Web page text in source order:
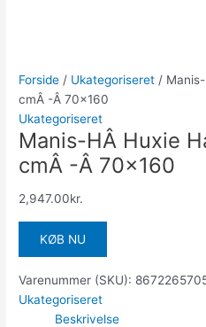
Forside / Ukategoriseret /
cmÂ -Â 70×160
Ukategoriseret
Manis-HÂ Huxie
cmÂ -Â 70×160
2,947.00kr.
KØB NU
Varenummer (SKU):
Ukategoriseret
Beskrivelse